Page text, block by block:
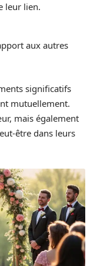
leur lien.
aux autres
significatifs
mutuellement.
mais également
être dans leurs